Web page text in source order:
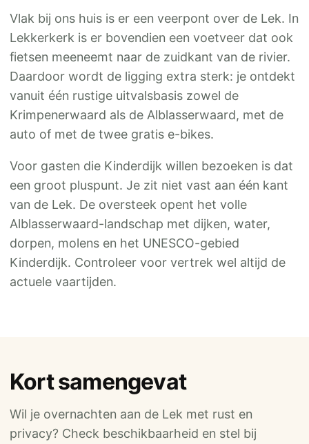
Vlak bij ons huis is er een veerpont over de Lek. In
Lekkerkerk is er bovendien een voetveer dat ook
fietsen meeneemt naar de zuidkant van de rivier.
Daardoor wordt de ligging extra sterk: je ontdekt
vanuit één rustige uitvalsbasis zowel de
Krimpenerwaard als de Alblasserwaard, met de
auto of met de twee gratis e-bikes.
Voor gasten die Kinderdijk willen bezoeken is dat
een groot pluspunt. Je zit niet vast aan één kant
van de Lek. De oversteek opent het volle
Alblasserwaard-landschap met dijken, water,
dorpen, molens en het UNESCO-gebied
Kinderdijk. Controleer voor vertrek wel altijd de
actuele vaartijden.
Kort samengevat
Wil je overnachten aan de Lek met rust en
privacy? Check beschikbaarheid en stel bij